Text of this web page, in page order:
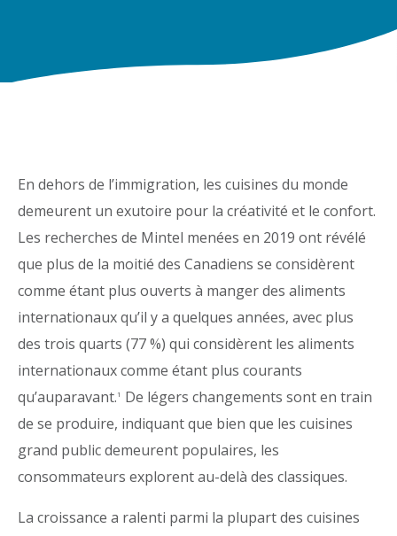
En dehors de l’immigration, les cuisines du monde
demeurent un exutoire pour la créativité et le confort.
Les recherches de Mintel menées en 2019 ont révélé
que plus de la moitié des Canadiens se considèrent
comme étant plus ouverts à manger des aliments
internationaux qu’il y a quelques années, avec plus
des trois quarts (77 %) qui considèrent les aliments
internationaux comme étant plus courants
qu’auparavant.1
De légers changements sont en train
de se produire, indiquant que bien que les cuisines
grand public demeurent populaires, les
consommateurs explorent au-delà des classiques.
La croissance a ralenti parmi la plupart des cuisines